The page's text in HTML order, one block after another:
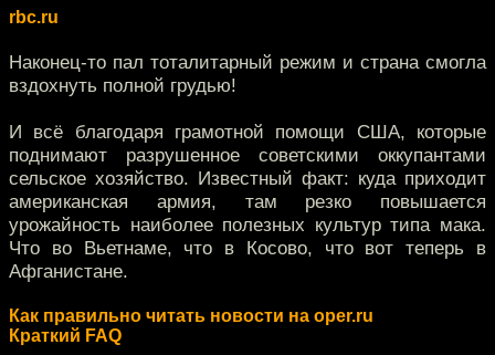
rbc.ru
Наконец-то пал тоталитарный режим и страна смогла
вздохнуть полной грудью!
И всё благодаря грамотной помощи США, которые
поднимают разрушенное советскими оккупантами
сельское хозяйство. Известный факт: куда приходит
американская армия, там резко повышается
урожайность наиболее полезных культур типа мака.
Что во Вьетнаме, что в Косово, что вот теперь в
Афганистане.
Как правильно читать новости на oper.ru
Краткий FAQ